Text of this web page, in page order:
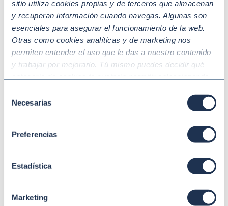
sitio utiliza cookies propias y de terceros que almacenan
y recuperan información cuando navegas. Algunas son
esenciales para asegurar el funcionamiento de la web.
Otras como cookies analíticas y de marketing nos
permiten entender el uso que le das a nuestro contenido
y trabajar por mejorarlo. Tú mismo puedes decidir qué
quieras que recojamos ninguna información dándole al
Necesarias
Preferencias
Estadística
Marketing
Mar 02 2026 SOSTENIBILIDAD
España marca el rumbo con la revisión de
la Estrategia de Desarrollo Sostenible
2030 (ESD-R)